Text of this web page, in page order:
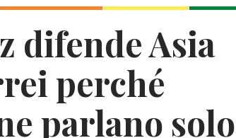
difende Asia
perché
parlano solo